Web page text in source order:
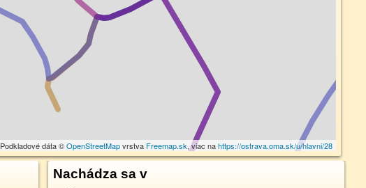
Podkladové dáta ©OpenStreetMapvrstva Freemap.sk, viac nahttps://ostrava.oma.sk/u/hlavni/28
Nachádza sa v